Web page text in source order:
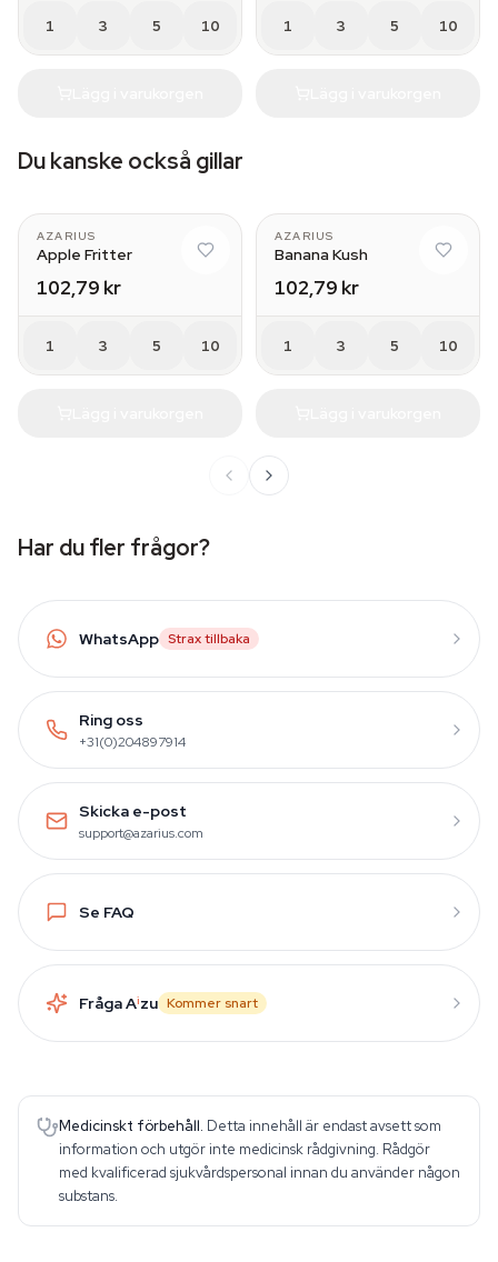
1 3 5 10 1 3 5 10
Du kanske också gillar
AZARIUS
Apple Fritter
102,79 kr
1 3 5 10
AZARIUS
Banana Kush
102,79 kr
1 3 5 10
Har du fler frågor?
WhatsApp Strax tillbaka
Ring oss
+31(0)204897914
Skicka e-post
support@azarius.com
Se FAQ
Fråga Aizu Kommer snart
Medicinskt förbehåll. Detta innehåll är endast avsett som
information och utgör inte medicinsk rådgivning. Rådgör
med kvalificerad sjukvårdspersonal innan du använder någon
substans.